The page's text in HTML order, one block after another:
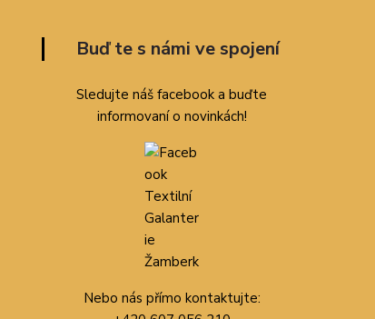
Buď te s námi ve spojení
Sledujte náš facebook a buďte
informovaní o novinkách!
Nebo nás přímo kontaktujte: